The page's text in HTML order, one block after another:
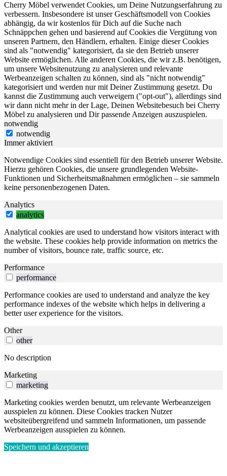
Cherry Möbel verwendet Cookies, um Deine Nutzungserfahrung zu
verbessern. Insbesondere ist unser Geschäftsmodell von Cookies
abhängig, da wir kostenlos für Dich auf die Suche nach
Schnäppchen gehen und basierend auf Cookies die Vergütung von
unseren Partnern, den Händlern, erhalten. Einige dieser Cookies
sind als "notwendig" kategorisiert, da sie den Betrieb unserer
Website ermöglichen. Alle anderen Cookies, die wir z.B. benötigen,
um unsere Websitenutzung zu analysieren und relevante
Werbeanzeigen schalten zu können, sind als "nicht notwendig"
kategorisiert und werden nur mit Deiner Zustimmung gesetzt. Du
kannst die Zustimmung auch verweigern ("opt-out"), allerdings sind
wir dann nicht mehr in der Lage, Deinen Websitebesuch bei Cherry
Möbel zu analysieren und Dir passende Anzeigen auszuspielen.
notwendig
notwendig
Immer aktiviert
Notwendige Cookies sind essentiell für den Betrieb unserer Website.
Hierzu gehören Cookies, die unsere grundlegenden Website-
Funktionen und Sicherheitsmaßnahmen ermöglichen – sie sammeln
keine personenbezogenen Daten.
Analytics
analytics
Analytical cookies are used to understand how visitors interact with
the website. These cookies help provide information on metrics the
number of visitors, bounce rate, traffic source, etc.
Performance
performance
Performance cookies are used to understand and analyze the key
performance indexes of the website which helps in delivering a
better user experience for the visitors.
Other
other
No description
Marketing
marketing
Marketing cookies werden benutzt, um relevante Werbeanzeigen
ausspielen zu können. Diese Cookies tracken Nutzer
websiteübergreifend und sammeln Informationen, um passende
Werbeanzeigen ausspielen zu können.
Speichern und akzeptieren